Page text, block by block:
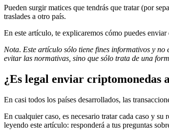
Pueden surgir matices que tendrás que tratar (por
traslades a otro país.
En este artículo, te explicaremos cómo puedes
Nota. Este artículo sólo tiene fines informativos y
evitar las normativas, sino que sólo trata de una
¿Es legal enviar criptomonedas
En casi todos los países desarrollados, las
En cualquier caso, es necesario tratar cada caso y
leyendo este artículo: responderá a tus preguntas